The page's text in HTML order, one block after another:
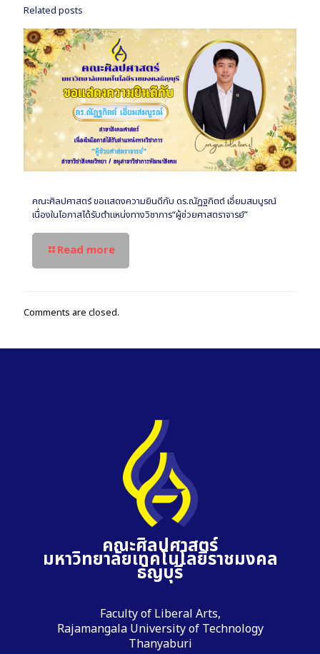
Related posts
คณะศิลปศาสตร์ ขอแสดงความยินดีกับ ดร.ณัฏฐกิตต์ เอี่ยมสมบูรณ์
เนื่องในโอกาสได้รับตำแหน่งทางวิชาการ“ผู้ช่วยศาสตราจารย์”
Read more
Comments are closed.
คณะศิลปศาสตร์
มหาวิทยาลัยเทคโนโลยีราชมงคล
ธัญบุรี
Faculty of Liberal Arts,
Rajamangala University of Technology
Thanyaburi